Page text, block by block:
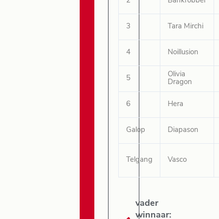
3 Tara Mirchi
4 Noillusion
5
Olivia
Dragon
6 Hera
Galop Diapason
Telgang Vasco
vader
winnaar: